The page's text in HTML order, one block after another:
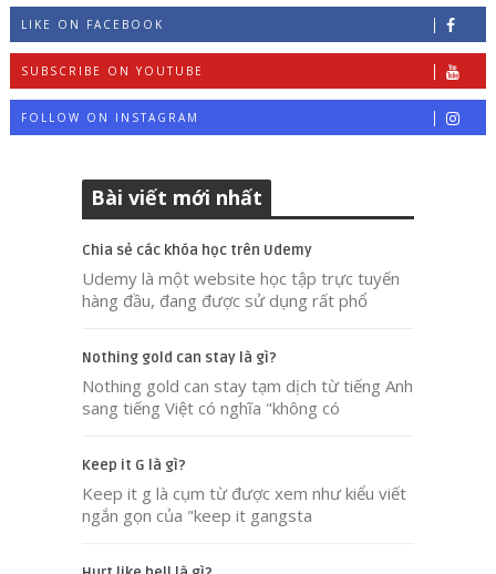
LIKE ON FACEBOOK
SUBSCRIBE ON YOUTUBE
FOLLOW ON INSTAGRAM
Bài viết mới nhất
Chia sẻ các khóa học trên Udemy
Udemy là một website học tập trực tuyến
hàng đầu, đang được sử dụng rất phổ
Nothing gold can stay là gì?
Nothing gold can stay tạm dịch từ tiếng Anh
sang tiếng Việt có nghĩa "không có
Keep it G là gì?
Keep it g là cụm từ được xem như kiểu viết
ngắn gọn của "keep it gangsta